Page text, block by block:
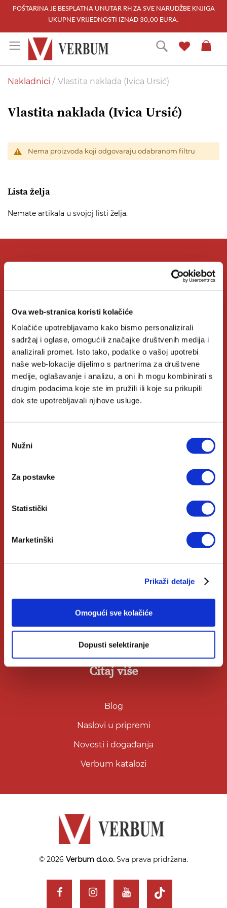
Ova web-stranica koristi kolačiće
Kolačiće upotrebljavamo kako bismo personalizirali
sadržaj i oglase, omogućili značajke društvenih medija i
analizirali promet. Isto tako, podatke o vašoj upotrebi
naše web-lokacije dijelimo s partnerima za društvene
medije, oglašavanje i analizu, a oni ih mogu kombinirati s
drugim podacima koje ste im pružili ili koje su prikupili
dok ste upotrebljavali njihove usluge.
pristanka
Nužni
Za postavke
Statistički
Marketinški
Prikaži detalje
Omogući sve kolačiće
Dopusti selektiranje
POŠTARINA JE BESPLATNA UNUTAR RH ZA SVE NARUDŽBE KNJIGA
UKUPNE VRIJEDNOSTI IZNAD 30,00 EURA.
to
Content
Traži
Nakladnici Vlastita naklada (Ivica Ursić)
Vlastita naklada (Ivica Ursić)
Nema proizvoda koji odgovaraju odabranom filtru
Lista želja
Nemate artikala u svojoj listi želja.
Kontakt
Knjižare Verbum
Klub Verbum
Korisni linkovi
Pomoć u kupnji
Opći uvjeti
Izjava o privatnosti
Čitaj više
Blog
Naslovi u pripremi
Novosti i događanja
Verbum katalozi
© 2026 Verbum d.o.o. Sva prava pridržana.